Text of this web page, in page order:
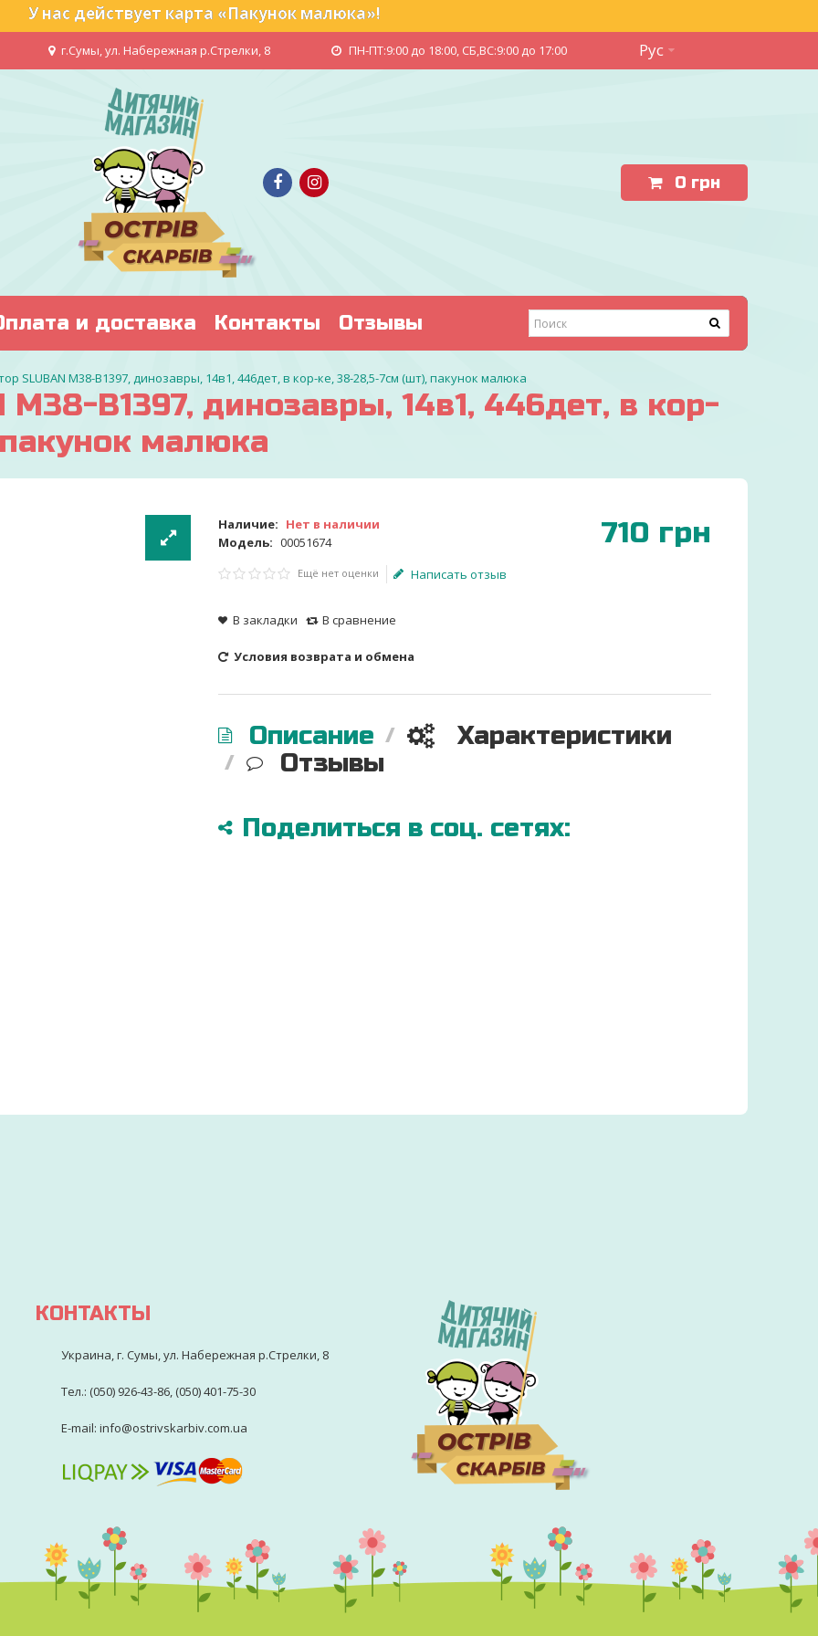
У нас действует карта «Пакунок малюка»!
г.Сумы, ул. Набережная р.Стрелки, 8 ПН-ПТ:9:00 до 18:00, СБ,ВС:9:00 до 17:00 Рус
0 грн
и доставка Контакты Отзывы
SLUBAN M38-B1397, динозавры, 14в1, 446дет, в кор-ке, 38-28,5-7см (шт), пакунок малюка
M38-B1397, динозавры, 14в1, 446дет, в кор-
малюка
Наличие: Нет в наличии
Модель: 00051674 710 грн
Ещё нет оценки Написать отзыв
В закладки В сравнение
Условия возврата и обмена
Описание
Характеристики
Отзывы
Поделиться в соц. сетях:
КОНТАКТЫ
Украина, г. Сумы, ул. Набережная р.Стрелки, 8
Тел.: (050) 926-43-86, (050) 401-75-30
E-mail: info@ostrivskarbiv.com.ua